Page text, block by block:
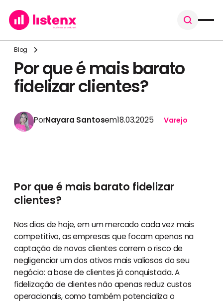
Blog
Por que é mais barato
fidelizar clientes?
PorNayara Santosem18.03.2025 Varejo
Por que é mais barato fidelizar
clientes?
Nos dias de hoje, em um mercado cada vez mais
competitivo, as empresas que focam apenas na
captação de novos clientes correm o risco de
negligenciar um dos ativos mais valiosos do seu
negócio: a base de clientes já conquistada. A
fidelização de clientes não apenas reduz custos
operacionais, como também potencializa o